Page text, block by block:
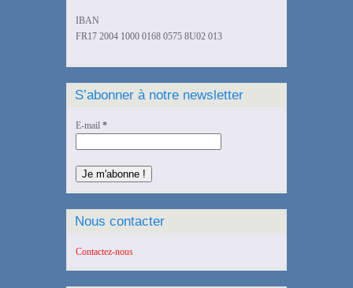
IBAN
FR17 2004 1000 0168 0575 8U02 013
S’abonner à notre newsletter
E-mail *
Nous contacter
Contactez-nous